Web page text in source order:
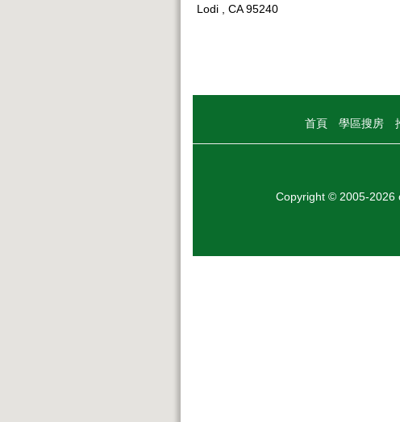
Lodi , CA 95240
首頁 學區搜房
Copyright © 2005-2026